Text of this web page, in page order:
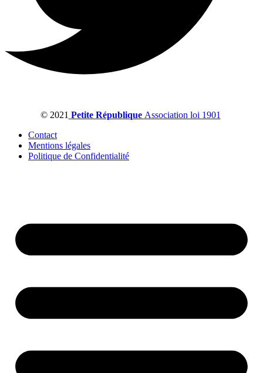
© 2021 Petite République Association loi 1901
Contact
Mentions légales
Politique de Confidentialité